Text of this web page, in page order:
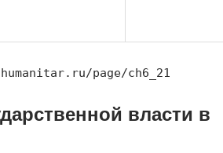
page/ch6_21
власти в